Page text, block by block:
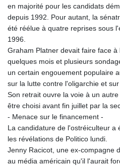
en majorité pour les candidats
depuis 1992. Pour autant, la
été réélue à quatre reprises sous
1996.
Graham Platner devait faire face
quelques mois et plusieurs
un certain engouement populaire
sur la lutte contre l'oligarchie et
Son retrait ouvre la voie à un
être choisi avant fin juillet par la
- Menace sur le financement -
La candidature de l'ostréiculteur a
les révélations de Politico lundi.
Jenny Racicot, une ex-compagne
au média américain qu'il l'aurait